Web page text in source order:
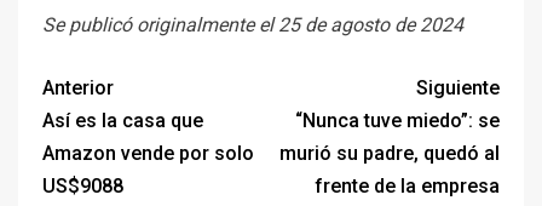
Se publicó originalmente el 25 de agosto de 2024
Anterior
Así es la casa que
Amazon vende por solo
US$9088
Siguiente
“Nunca tuve miedo”: se
murió su padre, quedó al
frente de la empresa